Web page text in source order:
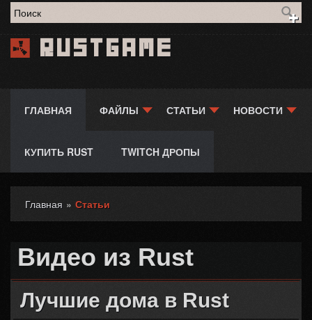
Форма поиска
Rustgame
ГЛАВНАЯ ФАЙЛЫ СТАТЬИ НОВОСТИ
КУПИТЬ RUST TWITCH ДРОПЫ
Вы здесь
Главная » Статьи
Видео из Rust
Лучшие дома в Rust